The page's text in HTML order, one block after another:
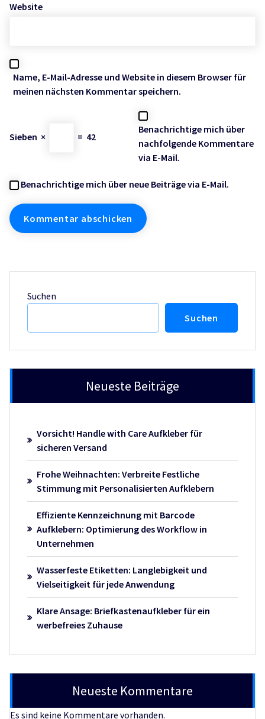
Website
Name, E-Mail-Adresse und Website in diesem Browser für
meinen nächsten Kommentar speichern.
Sieben × = 42
Benachrichtige mich über
nachfolgende Kommentare
via E-Mail.
Benachrichtige mich über neue Beiträge via E-Mail.
Suchen
Suchen
Neueste Beiträge
Vorsicht! Handle with Care Aufkleber für
sicheren Versand
Frohe Weihnachten: Verbreite Festliche
Stimmung mit Personalisierten Aufklebern
Effiziente Kennzeichnung mit Barcode
Aufklebern: Optimierung des Workflow in
Unternehmen
Wasserfeste Etiketten: Langlebigkeit und
Vielseitigkeit für jede Anwendung
Klare Ansage: Briefkastenaufkleber für ein
werbefreies Zuhause
Neueste Kommentare
Es sind keine Kommentare vorhanden.